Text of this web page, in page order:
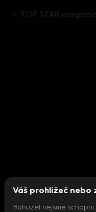
TOP STAR magazín
Váš prohlížeč
Bohužel nejsme